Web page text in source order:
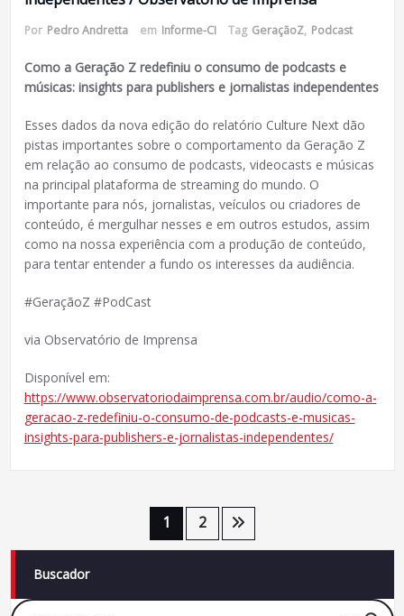
Por Pedro Andretta em Informe-CI Tag GeraçãoZ, Podcast
Como a Geração Z redefiniu o consumo de podcasts e
músicas: insights para publishers e jornalistas independentes
Esses dados da nova edição do relatório Culture Next dão
pistas importantes sobre o comportamento da Geração Z
em relação ao consumo de podcasts, videocasts e músicas
na principal plataforma de streaming do mundo. O
importante para nós, jornalistas, veículos ou criadores de
conteúdo, é mergulhar nesses e em outros estudos, assim
como na nossa experiência com a produção de conteúdo,
para tentar entender a fundo os interesses da audiência.
#GeraçãoZ #PodCast
via Observatório de Imprensa
Disponível em:
https://www.observatoriodaimprensa.com.br/audio/como-a-
geracao-z-redefiniu-o-consumo-de-podcasts-e-musicas-
insights-para-publishers-e-jornalistas-independentes/
de
posts
1 2
Buscador